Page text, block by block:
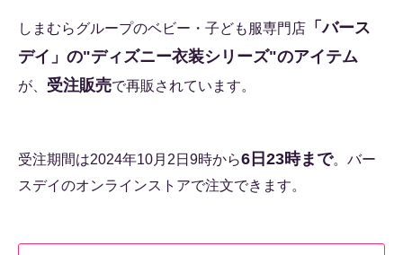
しまむらグループのベビー・子ども服専門店 「バース
デイ」の"ディズニー衣装シリーズ"のアイテム
が、 受注販売で再販されています。
受注期間は2024年10月2日9時から6日23時まで。バー
スデイのオンラインストアで注文できます。